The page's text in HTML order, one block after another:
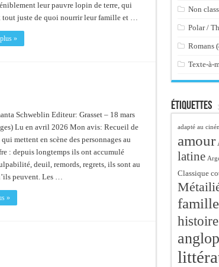
leur pauvre lopin de terre, qui
tout juste de quoi nourrir leur famille et …
»
Schweblin Editeur: Grasset – 18 mars
Lu en avril 2026 Mon avis: Recueil de
mettent en scène des personnages au
: depuis longtemps ils ont accumulé
deuil, remords, regrets, ils sont au
peuvent. Les …
»
Non
Polar /
Romans
Texte-à-
Étiquettes
adapté au
amour
latine
Classique
famille
histoire